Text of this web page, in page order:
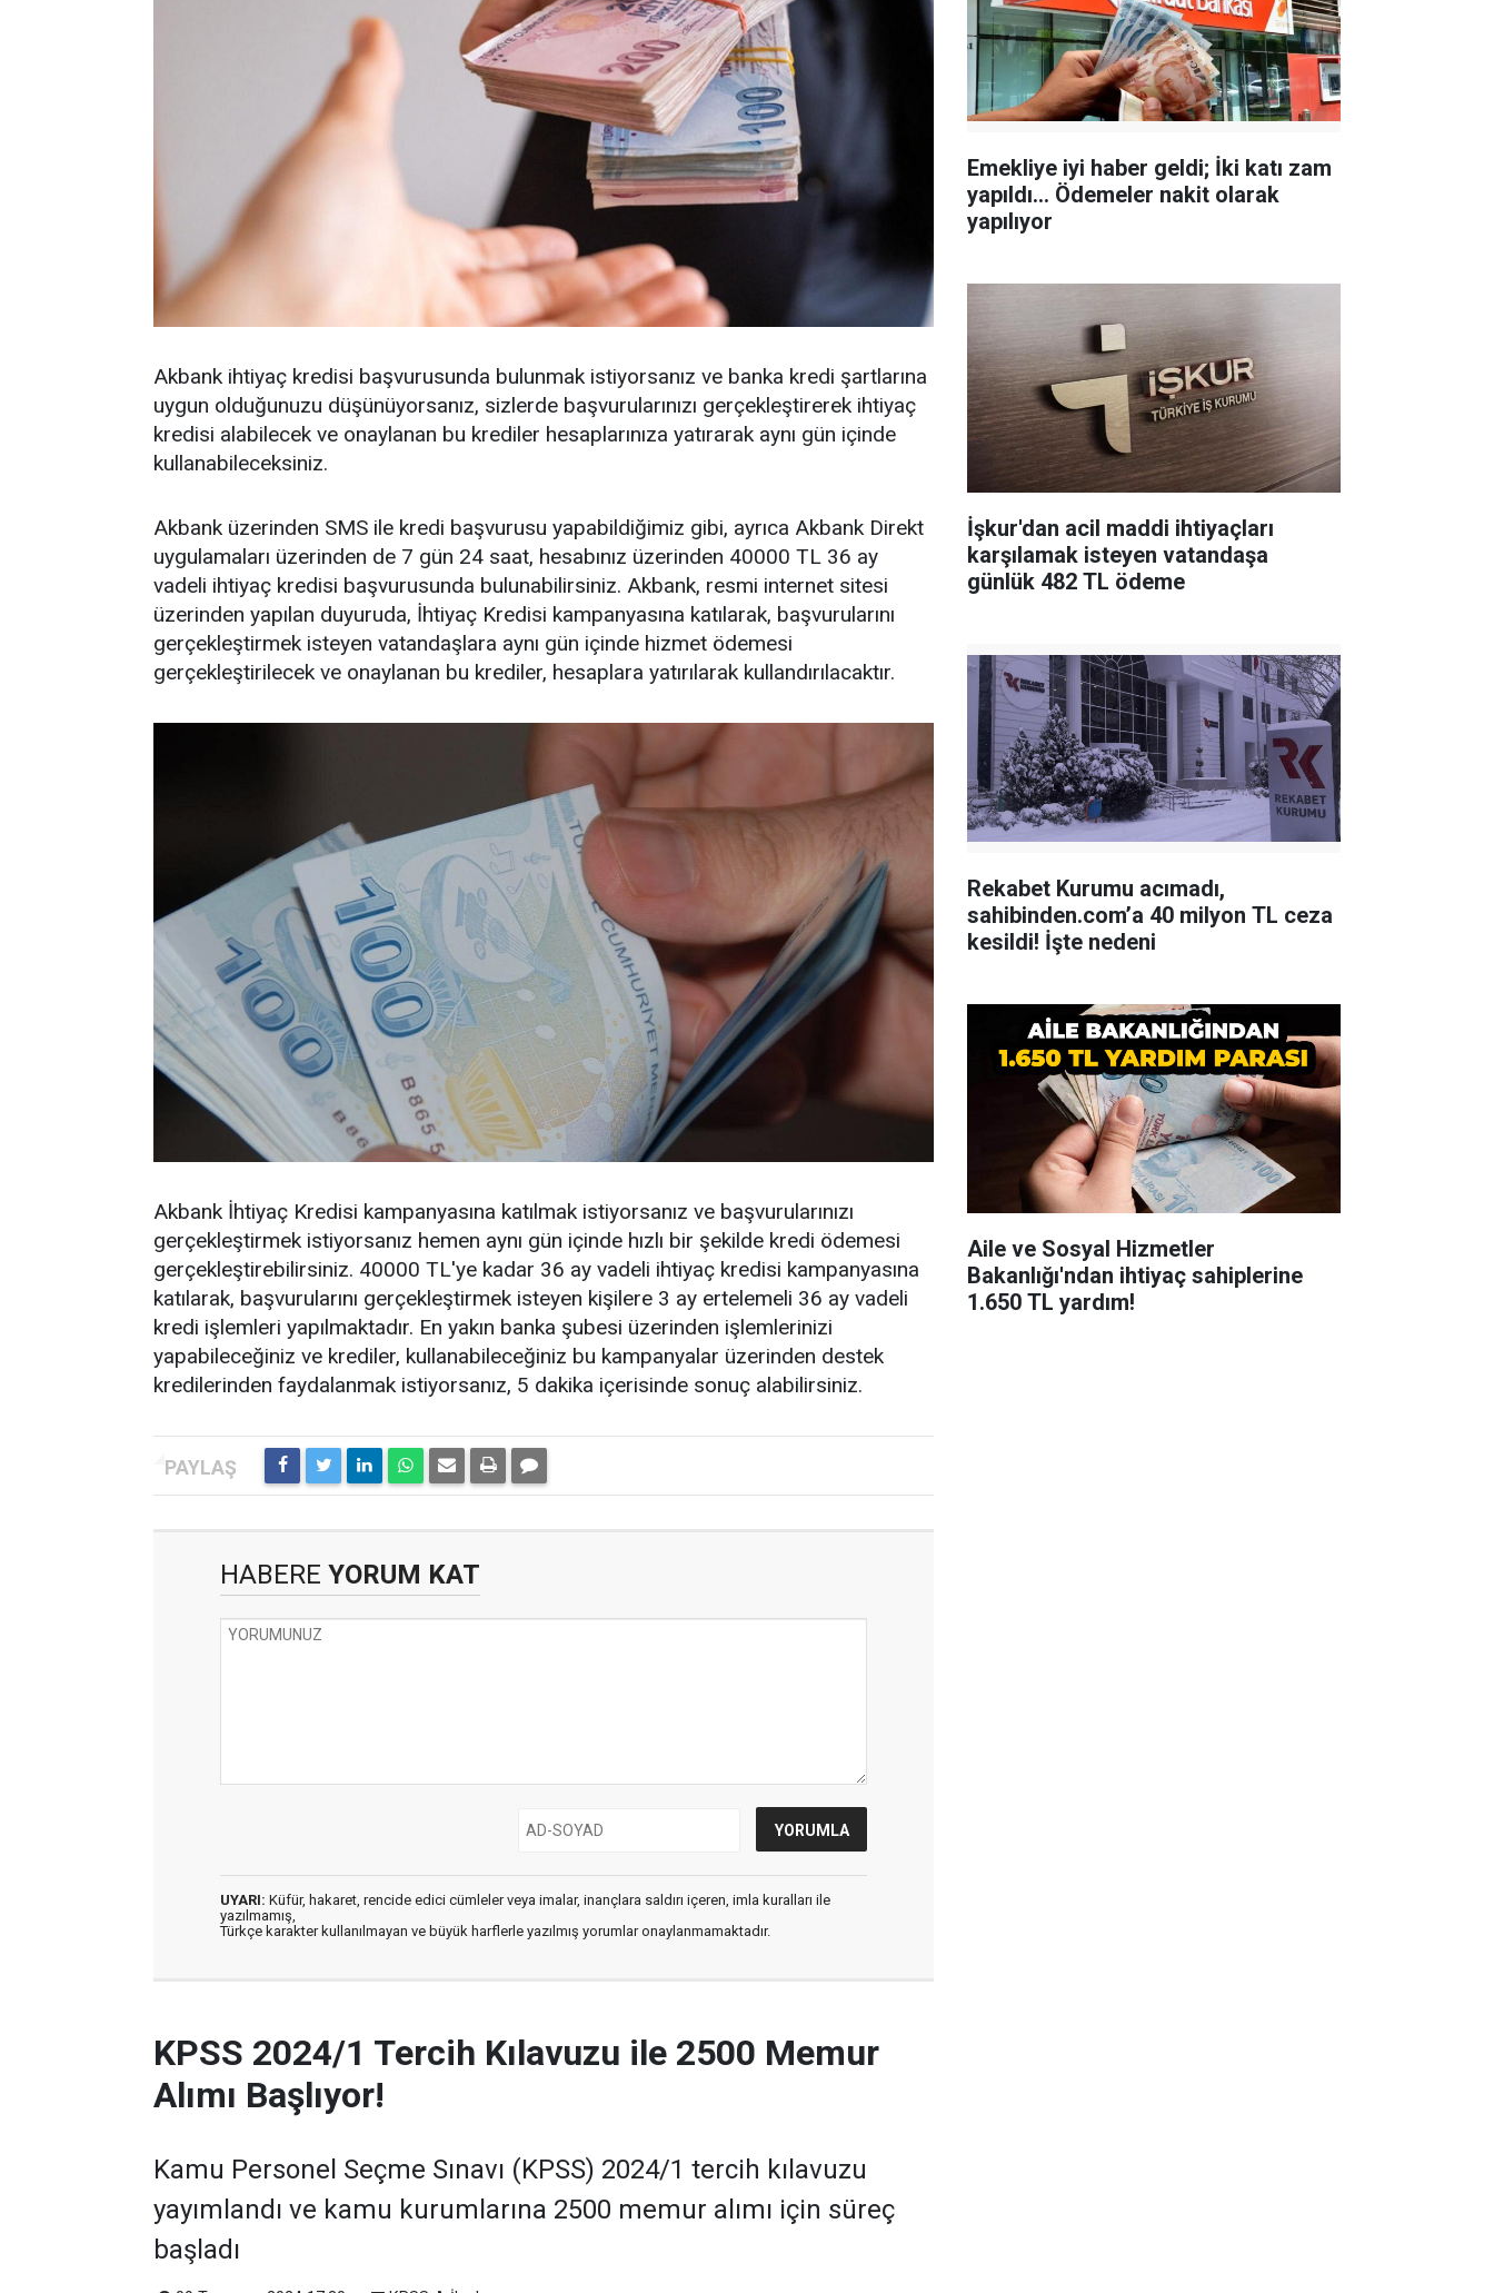
Akbank ihtiyaç kredisi başvurusunda bulunmak istiyorsanız ve banka kredi şartlarına
uygun olduğunuzu düşünüyorsanız, sizlerde başvurularınızı gerçekleştirerek ihtiyaç
kredisi alabilecek ve onaylanan bu krediler hesaplarınıza yatırarak aynı gün içinde
kullanabileceksiniz.
Akbank üzerinden SMS ile kredi başvurusu yapabildiğimiz gibi, ayrıca Akbank Direkt
uygulamaları üzerinden de 7 gün 24 saat, hesabınız üzerinden 40000 TL 36 ay
vadeli ihtiyaç kredisi başvurusunda bulunabilirsiniz. Akbank, resmi internet sitesi
üzerinden yapılan duyuruda, İhtiyaç Kredisi kampanyasına katılarak, başvurularını
gerçekleştirmek isteyen vatandaşlara aynı gün içinde hizmet ödemesi
gerçekleştirilecek ve onaylanan bu krediler, hesaplara yatırılarak kullandırılacaktır.
Akbank İhtiyaç Kredisi kampanyasına katılmak istiyorsanız ve başvurularınızı
gerçekleştirmek istiyorsanız hemen aynı gün içinde hızlı bir şekilde kredi ödemesi
gerçekleştirebilirsiniz. 40000 TL'ye kadar 36 ay vadeli ihtiyaç kredisi kampanyasına
katılarak, başvurularını gerçekleştirmek isteyen kişilere 3 ay ertelemeli 36 ay vadeli
kredi işlemleri yapılmaktadır. En yakın banka şubesi üzerinden işlemlerinizi
yapabileceğiniz ve krediler, kullanabileceğiniz bu kampanyalar üzerinden destek
kredilerinden faydalanmak istiyorsanız, 5 dakika içerisinde sonuç alabilirsiniz.
HABERE YORUM KAT
UYARI: Küfür, hakaret, rencide edici cümleler veya imalar, inançlara saldırı içeren, imla kuralları ile
yazılmamış,
Türkçe karakter kullanılmayan ve büyük harflerle yazılmış yorumlar onaylanmamaktadır.
KPSS 2024/1 Tercih Kılavuzu ile 2500 Memur
Alımı Başlıyor!
Kamu Personel Seçme Sınavı (KPSS) 2024/1 tercih kılavuzu
yayımlandı ve kamu kurumlarına 2500 memur alımı için süreç
başladı
Emekliye iyi haber geldi; İki katı zam
yapıldı... Ödemeler nakit olarak
yapılıyor
İşkur'dan acil maddi ihtiyaçları
karşılamak isteyen vatandaşa
günlük 482 TL ödeme
Rekabet Kurumu acımadı,
sahibinden.com’a 40 milyon TL ceza
kesildi! İşte nedeni
Aile ve Sosyal Hizmetler
Bakanlığı'ndan ihtiyaç sahiplerine
1.650 TL yardım!